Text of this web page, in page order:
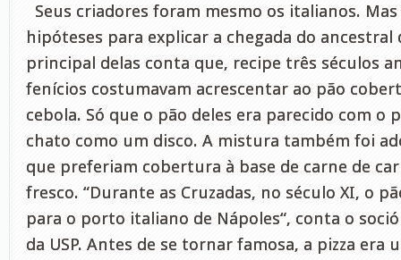
Seus criadores foram mesmo os italianos.
hipóteses para explicar a chegada do ancestral
principal delas conta que, recipe três séculos
fenícios costumavam acrescentar ao pão
cebola. Só que o pão deles era parecido com o
chato como um disco. A mistura também foi
que preferiam cobertura à base de carne de
fresco. “Durante as Cruzadas, no século XI, o
para o porto italiano de Nápoles“, conta o
da USP. Antes de se tornar famosa, a pizza era